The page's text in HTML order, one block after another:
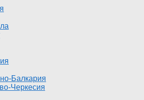
Балкария
Черкесия